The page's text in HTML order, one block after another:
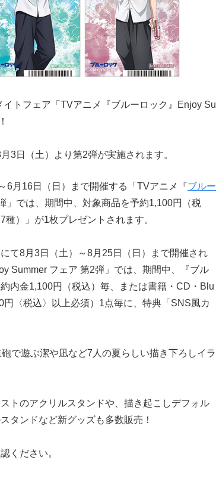
イトフェア「TVアニメ『ブルーロック』Enjoy Su
3日（土）より第2弾が実施されます。
6月16日（日）まで開催する「TVアニメ『ブルー
」では、期間中、対象商品を予約1,100円（税
）」が1枚プレゼントされます。
て8月3日（土）～8月25日（日）まで開催され
Summer フェア 第2弾」では、期間中、『ブル
内金1,100円（税込）毎、または書籍・CD・Blu
〈税込〉以上必須）1点毎に、特典「SNS風カ
で遊ぶ潔や凪など7人の夏らしい描き下ろしイラ
トのアクリルスタンドや、描き起こしデフォル
タンドなど新グッズも多数販売！
ください。